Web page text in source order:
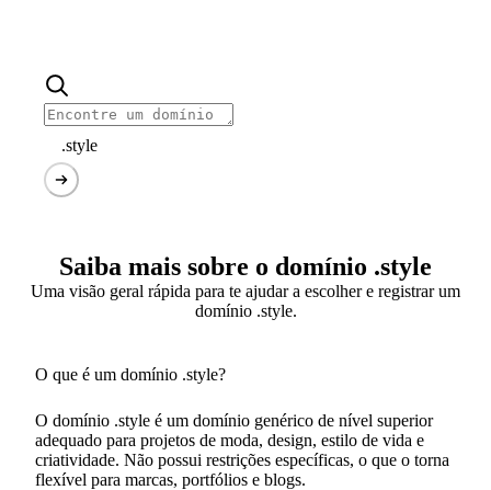
.style
Saiba mais sobre o domínio .style
Uma visão geral rápida para te ajudar a escolher e registrar um
domínio .style.
O que é um domínio .style?
O domínio .style é um domínio genérico de nível superior
adequado para projetos de moda, design, estilo de vida e
criatividade. Não possui restrições específicas, o que o torna
flexível para marcas, portfólios e blogs.